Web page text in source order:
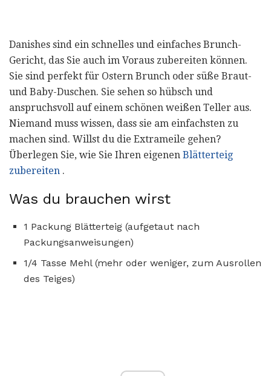
Danishes sind ein schnelles und einfaches Brunch-
Gericht, das Sie auch im Voraus zubereiten können.
Sie sind perfekt für Ostern Brunch oder süße Braut-
und Baby-Duschen. Sie sehen so hübsch und
anspruchsvoll auf einem schönen weißen Teller aus.
Niemand muss wissen, dass sie am einfachsten zu
machen sind. Willst du die Extrameile gehen?
Überlegen Sie, wie Sie Ihren eigenen Blätterteig
zubereiten .
Was du brauchen wirst
1 Packung Blätterteig (aufgetaut nach
Packungsanweisungen)
1/4 Tasse Mehl (mehr oder weniger, zum Ausrollen
des Teiges)